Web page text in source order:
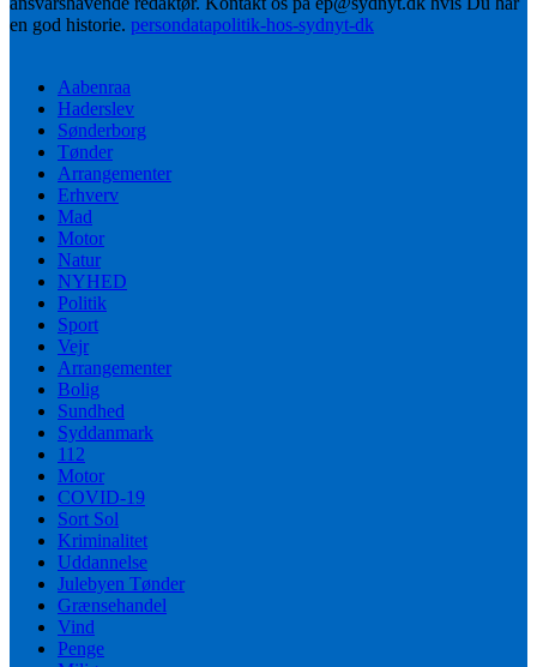
en god historie. persondatapolitik-hos-sydnyt-dk
Aabenraa
Haderslev
Sønderborg
Tønder
Arrangementer
Erhverv
Mad
Motor
Natur
NYHED
Politik
Sport
Vejr
Arrangementer
Bolig
Sundhed
Syddanmark
112
Motor
COVID-19
Sort Sol
Kriminalitet
Uddannelse
Julebyen Tønder
Grænsehandel
Vind
Penge